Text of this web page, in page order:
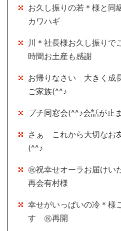
お久し振りの若＊様と同
カワハギ
川＊社長様お久し振り
時間お土産も感謝
お帰りなさい 大きく成
ご家族(^^♪
プチ同窓会(^^♪会話が止
さぁ これから大切なお
(^^♪
㊗祝幸せオーラお届けい
再会有村様
幸せがいっぱいの冷＊
す ㊗再開